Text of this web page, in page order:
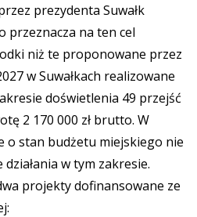
prezydenta Suwałk
przeznacza na ten cel
niż te proponowane przez
w Suwałkach realizowane
doświetlenia 49 przejść
2 170 000 zł brutto. W
o stan budżetu miejskiego nie
w tym zakresie.
projekty dofinansowane ze